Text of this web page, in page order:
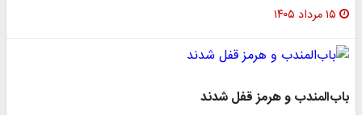
۱۵ مرداد ۱۴۰۵
باب‌المندب و هرمز قفل شدند